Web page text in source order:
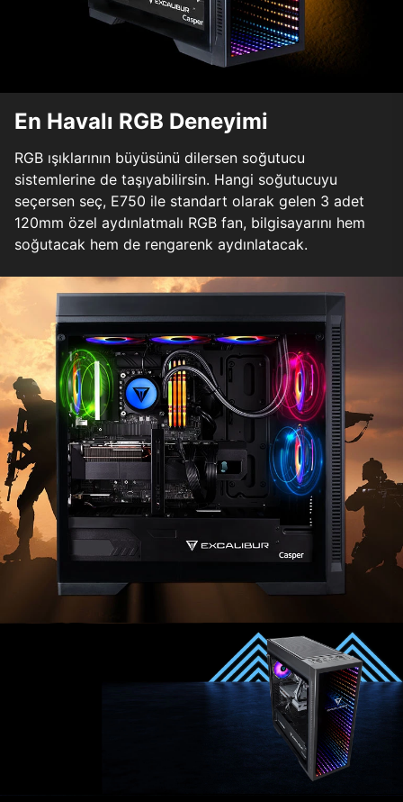
En Havalı RGB Deneyimi
RGB ışıklarının büyüsünü dilersen soğutucu
sistemlerine de taşıyabilirsin. Hangi soğutucuyu
seçersen seç, E750 ile standart olarak gelen 3 adet
120mm özel aydınlatmalı RGB fan, bilgisayarını hem
soğutacak hem de rengarenk aydınlatacak.